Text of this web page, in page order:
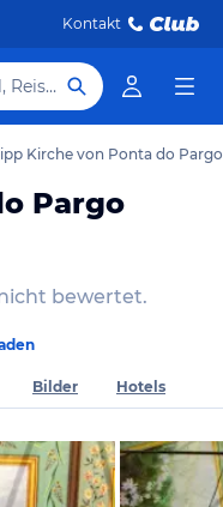
Kontakt
Hotel, Reiseziel
Kirche von Ponta do Pargo
Pargo
bewertet.
Bilder Hotels